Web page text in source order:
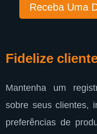
Receba Uma
Fidelize
Mantenha um
sobre seus clientes,
preferências de